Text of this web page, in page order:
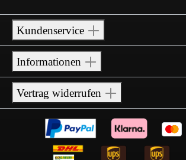
Kundenservice
Informationen
Vertrag widerrufen